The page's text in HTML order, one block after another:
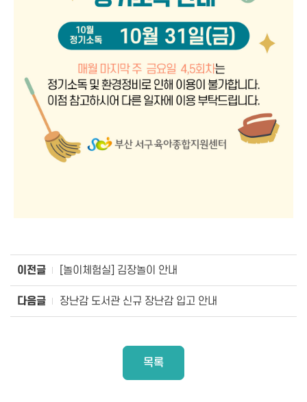
이전글 [놀이체험실] 김장놀이 안내
다음글 장난감 도서관 신규 장난감 입고 안내
목록